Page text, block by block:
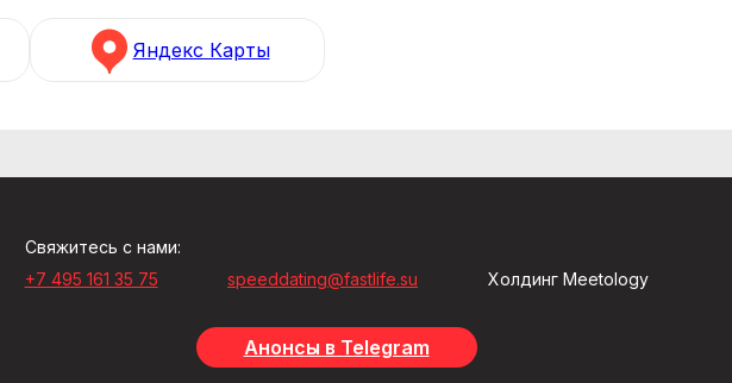
Яндекс Карты
Свяжитесь с нами:
+7 495 161 35 75
speeddating@fastlife.su Холдинг Meetology
Анонсы в Telegram